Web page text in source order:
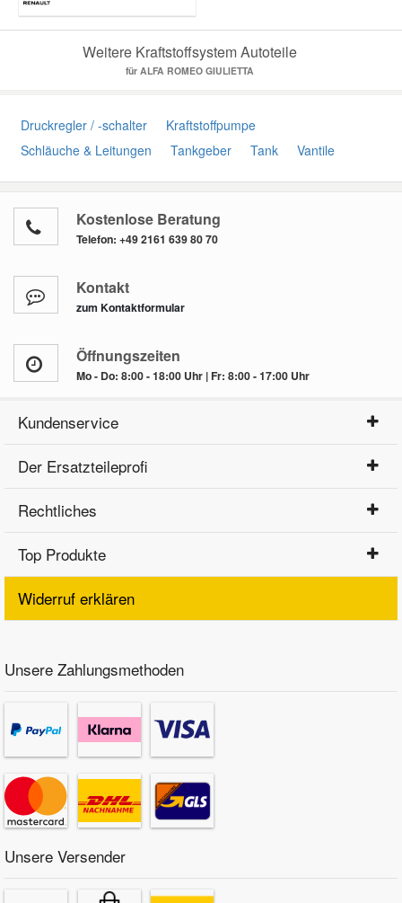
Weitere Kraftstoffsystem Autoteile
für ALFA ROMEO GIULIETTA
Druckregler / -schalter
Kraftstoffpumpe
Schläuche & Leitungen
Tankgeber Tank Vantile
Kostenlose Beratung
Telefon: +49 2161 639 80 70
Kontakt
zum Kontaktformular
Öffnungszeiten
Mo - Do: 8:00 - 18:00 Uhr | Fr: 8:00 - 17:00 Uhr
Kundenservice
Der Ersatzteileprofi
Rechtliches
Top Produkte
Widerruf erklären
Unsere Zahlungsmethoden
Unsere Versender